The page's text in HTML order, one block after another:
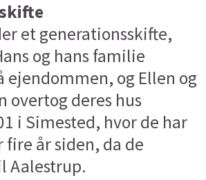
et generationsskifte,
og hans familie
ejendommen, og Ellen og
overtog deres hus
i Simested, hvor de har
år siden, da de
Aalestrup.